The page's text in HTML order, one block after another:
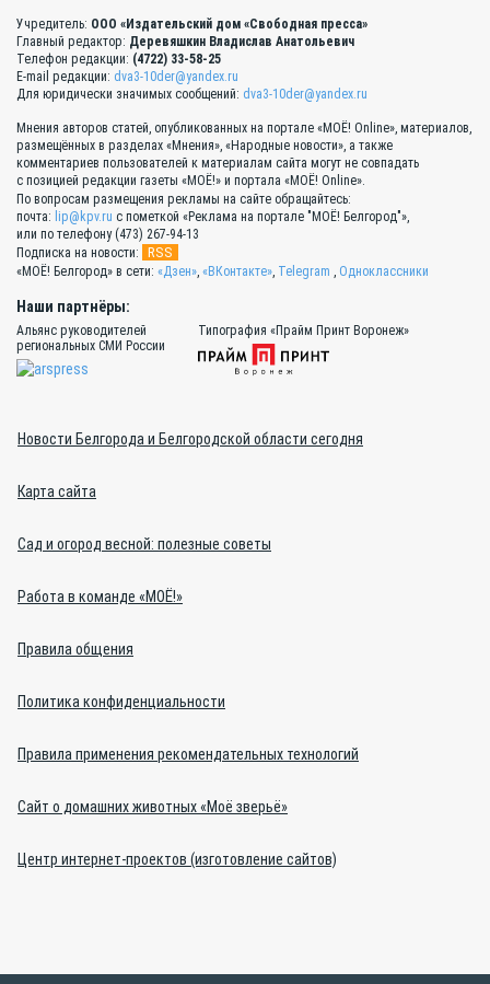
Учредитель: ООО «Издательский дом «Свободная пресса»
Главный редактор: Деревяшкин Владислав Анатольевич
Телефон редакции: (4722) 33-58-25
E-mail редакции: dva3-10der@yandex.ru
Для юридически значимых сообщений: dva3-10der@yandex.ru
Мнения авторов статей, опубликованных на портале «МОЁ! Online», материалов,
размещённых в разделах «Мнения», «Народные новости», а также
комментариев пользователей к материалам сайта могут не совпадать
с позицией редакции газеты «МОЁ!» и портала «МОЁ! Online».
По вопросам размещения рекламы на сайте обращайтесь:
почта: lip@kpv.ru с пометкой «Реклама на портале "МОЁ! Белгород"»,
или по телефону (473) 267-94-13
Подписка на новости:
RSS
«МОЁ! Белгород» в сети: «Дзен», «ВКонтакте», Telegram , Одноклассники
Наши партнёры:
Альянс руководителей
региональных СМИ России
Типография «Прайм Принт Воронеж»
Новости Белгорода и Белгородской области сегодня
Карта сайта
Сад и огород весной: полезные советы
Работа в команде «МОЁ!»
Правила общения
Политика конфиденциальности
Правила применения рекомендательных технологий
Сайт о домашних животных «Моё зверьё»
Центр интернет-проектов (изготовление сайтов)